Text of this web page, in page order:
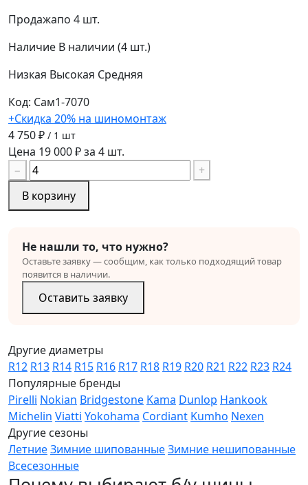
Продажапо 4 шт.
Наличие В наличии (4 шт.)
Низкая Высокая Средняя
Код: Сам1-7070
+Скидка 20% на шиномонтаж
4 750 ₽ / 1 шт
Цена 19 000 ₽ за 4 шт.
−
+
В корзину
Не нашли то, что нужно?
Оставьте заявку — сообщим, как только подходящий товар
появится в наличии.
Оставить заявку
Другие диаметры
R12 R13 R14 R15 R16 R17 R18 R19 R20 R21 R22 R23 R24
Популярные бренды
Pirelli Nokian Bridgestone Kama Dunlop Hankook
Michelin Viatti Yokohama Cordiant Kumho Nexen
Другие сезоны
ЛетниеЗимние шипованныеЗимние нешипованные
Всесезонные